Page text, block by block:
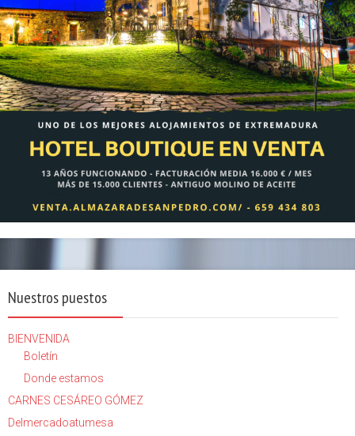
Nuestros puestos
BIENVENIDA
Boletín
Donde estamos
CARNES CESÁREO GÓMEZ
Delmercadoatumesa